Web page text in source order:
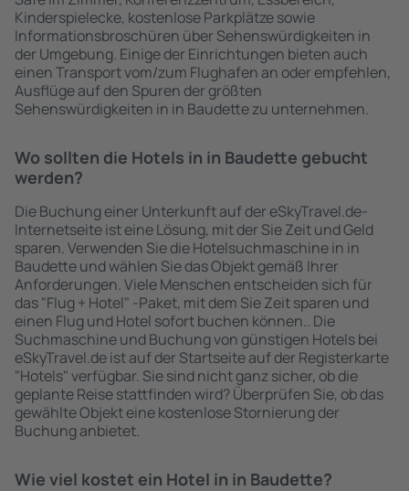
Kinderspielecke, kostenlose Parkplätze sowie
Informationsbroschüren über Sehenswürdigkeiten in
der Umgebung. Einige der Einrichtungen bieten auch
einen Transport vom/zum Flughafen an oder empfehlen,
Ausflüge auf den Spuren der größten
Sehenswürdigkeiten in in Baudette zu unternehmen.
Wo sollten die Hotels in in Baudette gebucht
werden?
Die Buchung einer Unterkunft auf der eSkyTravel.de-
Internetseite ist eine Lösung, mit der Sie Zeit und Geld
sparen. Verwenden Sie die Hotelsuchmaschine in in
Baudette und wählen Sie das Objekt gemäß Ihrer
Anforderungen. Viele Menschen entscheiden sich für
das "Flug + Hotel" -Paket, mit dem Sie Zeit sparen und
einen Flug und Hotel sofort buchen können.. Die
Suchmaschine und Buchung von günstigen Hotels bei
eSkyTravel.de ist auf der Startseite auf der Registerkarte
"Hotels" verfügbar. Sie sind nicht ganz sicher, ob die
geplante Reise stattfinden wird? Überprüfen Sie, ob das
gewählte Objekt eine kostenlose Stornierung der
Buchung anbietet.
Wie viel kostet ein Hotel in in Baudette?